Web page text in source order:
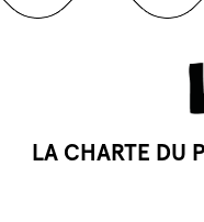
LA CHARTE DU